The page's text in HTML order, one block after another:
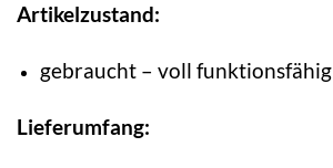
Artikelzustand:
gebraucht – voll funktionsfähig
Lieferumfang: